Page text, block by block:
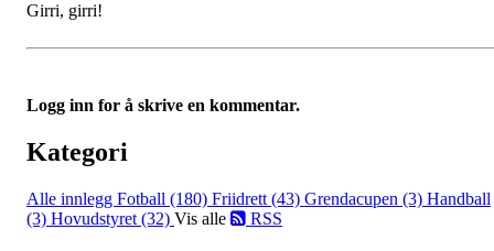
Girri, girri!
Logg inn for å skrive en kommentar.
Kategori
Alle innlegg Fotball (180) Friidrett (43) Grendacupen (3) Handball
(3) Hovudstyret (32) Vis alle RSS